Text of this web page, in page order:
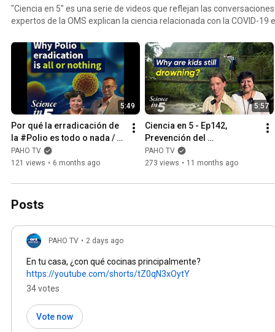
"Ciencia en 5" es una serie de videos que reflejan las
expertos de la OMS explican la ciencia relacionada con la COVID-19
5:49
Por qué la erradicación de
la #Polio es todo o nada /
Ciencia en 5 - Episodio 146
PAHO TV
121 views • 6 months ago
5:57
Ciencia en 5 - Ep142,
Prevención del
ahogamiento
PAHO TV
273 views • 11 months ago
Posts
PAHO TV • 2 days ago
En tu casa, ¿con qué cocinas principalmente?
https://youtube.com/shorts/tZ0qN3xOytY
34 votes
Vote now